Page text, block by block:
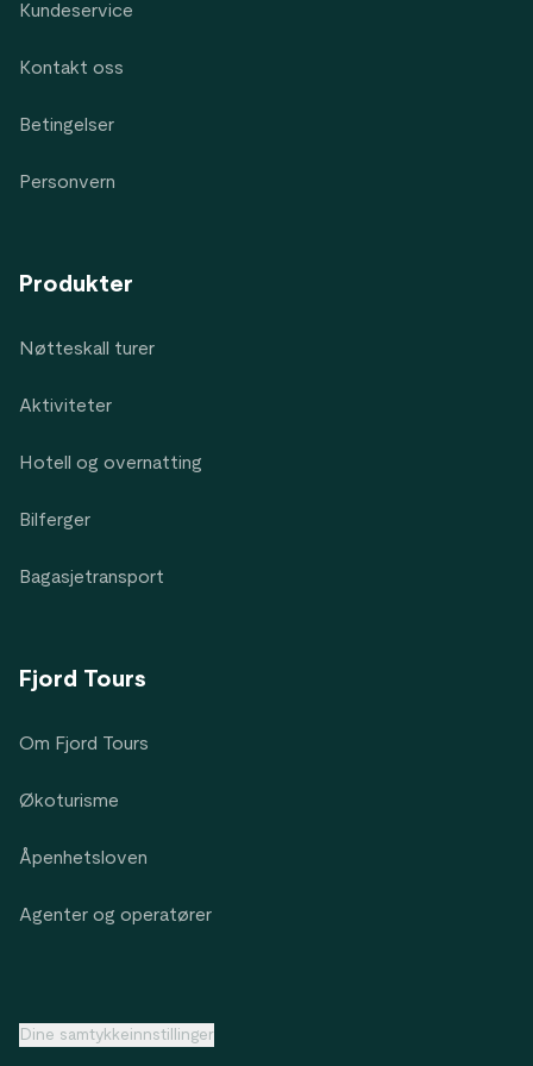
Kundeservice
Kontakt oss
Betingelser
Personvern
Produkter
Nøtteskall turer
Aktiviteter
Hotell og overnatting
Bilferger
Bagasjetransport
Fjord Tours
Om Fjord Tours
Økoturisme
Åpenhetsloven
Agenter og operatører
Dine samtykkeinnstillinger